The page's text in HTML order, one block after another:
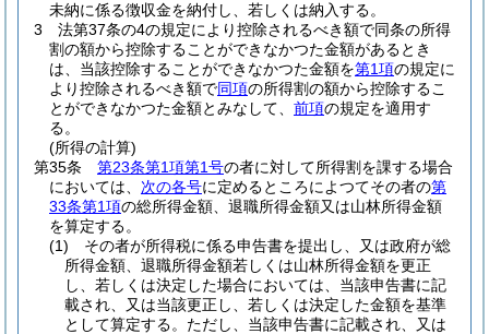
未納に係る徴収金を納付し、若しくは納入する。
3
法第37条の4の規定により控除されるべき額で同条の所得
割の額から控除することができなかつた金額があるとき
は、当該控除することができなかつた金額を第1項の規定に
より控除されるべき額で同項の所得割の額から控除するこ
とができなかつた金額とみなして、 前項の規定を適用す
る。
(所得の計算)
第35条
第23条第1項第1号の者に対して所得割を課する場合
においては、 次の各号に定めるところによつてその者の第
33条第1項の総所得金額、退職所得金額又は山林所得金額
を算定する。
(1)
その者が所得税に係る申告書を提出し、又は政府が総
所得金額、退職所得金額若しくは山林所得金額を更正
し、若しくは決定した場合においては、当該申告書に記
載され、又は当該更正し、若しくは決定した金額を基準
として算定する。 ただし、当該申告書に記載され、又は